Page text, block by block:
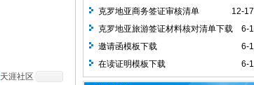
天涯社区
12-17
克罗地亚商务签证审核清单
6-1
克罗地亚旅游签证材料核对清单下载
6-1
邀请函模板下载
6-1
在读证明模板下载